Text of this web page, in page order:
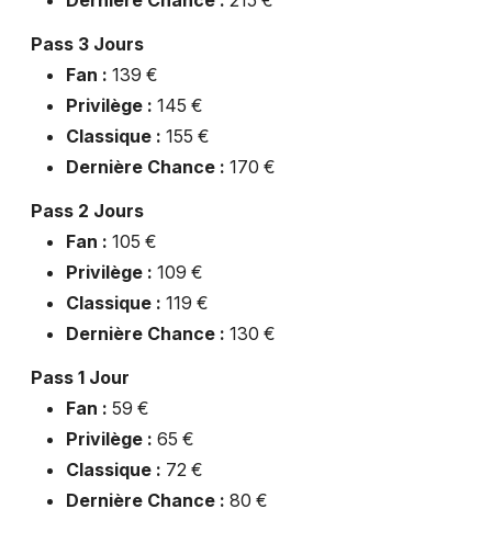
Pass 3 Jours
Fan : 139 €
Privilège : 145 €
Classique : 155 €
Dernière Chance : 170 €
Pass 2 Jours
Fan : 105 €
Privilège : 109 €
Classique : 119 €
Dernière Chance : 130 €
Pass 1 Jour
Fan : 59 €
Privilège : 65 €
Classique : 72 €
Dernière Chance : 80 €